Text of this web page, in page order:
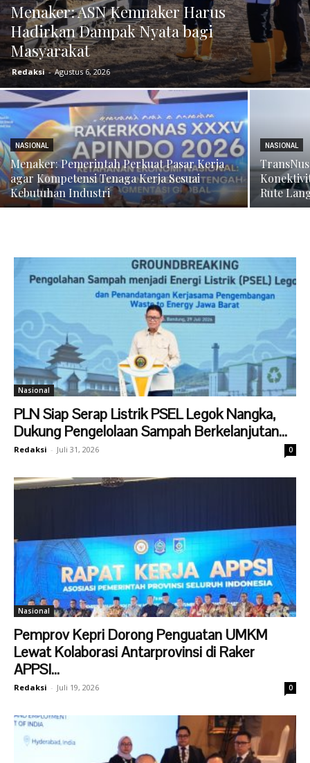
Menaker: ASN Kemnaker Harus
Hadirkan Dampak Nyata bagi
Masyarakat
Redaksi - Agustus 6, 2026
NASIONAL
Menaker: Pemerintah Perkuat Pasar Kerja
agar Kompetensi Tenaga Kerja Sesuai
Kebutuhan Industri
NASIONAL
Rute
Nasional
PLN Siap Serap Listrik PSEL Legok Nangka,
Dukung Pengelolaan Sampah Berkelanjutan...
Redaksi - Juli 31, 2026 0
Nasional
Pemprov Kepri Dorong Penguatan UMKM
Lewat Kolaborasi Antarprovinsi di Raker
APPSI...
Redaksi - Juli 19, 2026 0